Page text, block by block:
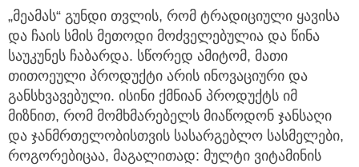
„მეამას“ გუნდი თვლის, რომ ტრადიციული ყავისა
და ჩაის სმის მეთოდი მოძველებულია და წინა
საუკუნეს ჩაბარდა. სწორედ ამიტომ, მათი
თითოეული პროდუქტი არის ინოვაციური და
განსხვავებული. ისინი ქმნიან პროდუქტს იმ
მიზნით, რომ მომხმარებელს მიაწოდონ ჯანსაღი
და ჯანმრთელობისთვის სასარგებლო სასმელები,
როგორებიცაა, მაგალითად: მულტი ვიტამინის